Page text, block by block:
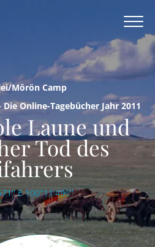
Mörön Camp
Die Online-Tagebücher Jahr 2011
Laune und
Tod des
E 100°11'496''